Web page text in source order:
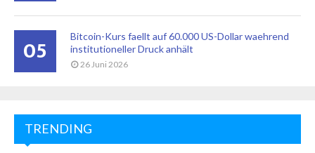
05
Bitcoin-Kurs faellt auf 60.000 US-Dollar waehrend
institutioneller Druck anhält
26 Juni 2026
TRENDING